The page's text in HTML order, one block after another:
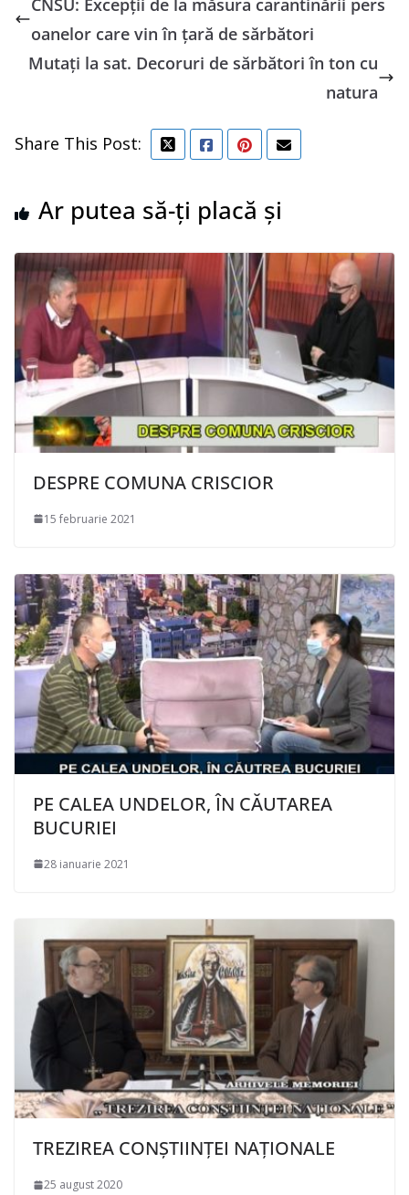
CNSU: Excepţii de la măsura carantinării pers
oanelor care vin în ţară de sărbători
Mutaţi la sat. Decoruri de sărbători în ton cu
natura
Share This Post:
Ar putea să-ți placă și
DESPRE COMUNA CRISCIOR
15 februarie 2021
PE CALEA UNDELOR, ÎN CĂUTAREA
BUCURIEI
28 ianuarie 2021
TREZIREA CONȘTIINȚEI NAȚIONALE
25 august 2020